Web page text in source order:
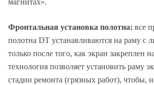
магнитах».
Фронтальная установка полотна: все
полотна DT устанавливаются на раму с
только после того, как экран закреплен
технология позволяет установить раму
стадии ремонта (грязных работ), чтобы,